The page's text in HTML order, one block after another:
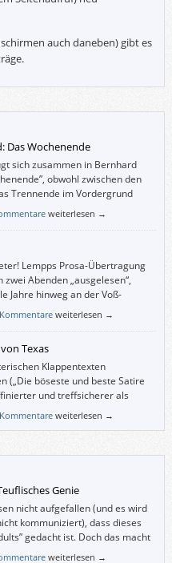
auch daneben) gibt es
Das Wochenende
sich zusammen in Bernhard
obwohl zwischen den
Trennende im Vordergrund
Jahren Gefangenschaft ist der
weiterlesen →
Lempps Prosa-Übertragung
zwei Abenden „ausgelesen“,
Jahre hinweg an der Voß-
bin.
weiterlesen →
von Texas
Klappentexten
(„Die böseste und beste Satire
und treffsicherer als
Ich glaube, dergleichen stand
weiterlesen →
Genie
nicht aufgefallen (und es wird
kommuniziert), dass dieses
gedacht ist. Doch das macht
wenn “Teuflisches Genie” die
weiterlesen →